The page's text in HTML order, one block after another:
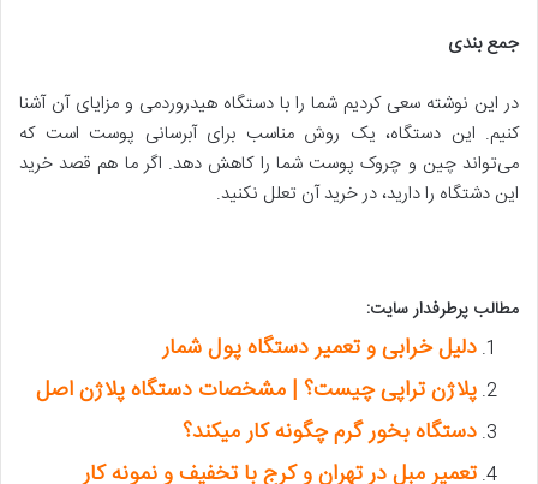
جمع بندی
در این نوشته سعی کردیم شما را با دستگاه هیدروردمی و مزایای آن آشنا
کنیم. این دستگاه، یک روش مناسب برای آبرسانی پوست است که
می‌تواند چین و چروک پوست شما را کاهش دهد. اگر ما هم قصد خرید
این دشتگاه را دارید، در خرید آن تعلل نکنید.
مطالب پرطرفدار سایت:
دلیل خرابی و تعمیر دستگاه پول شمار
پلاژن تراپی چیست؟ | مشخصات دستگاه پلاژن اصل
دستگاه بخور گرم چگونه کار میکند؟
تعمیر مبل در تهران و کرج با تخفیف و نمونه کار